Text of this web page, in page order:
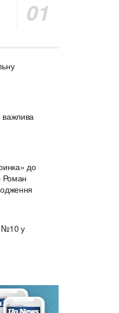
важлива
до
Роман
№10 у